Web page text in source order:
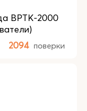
ВРТК-2000
2094 поверки